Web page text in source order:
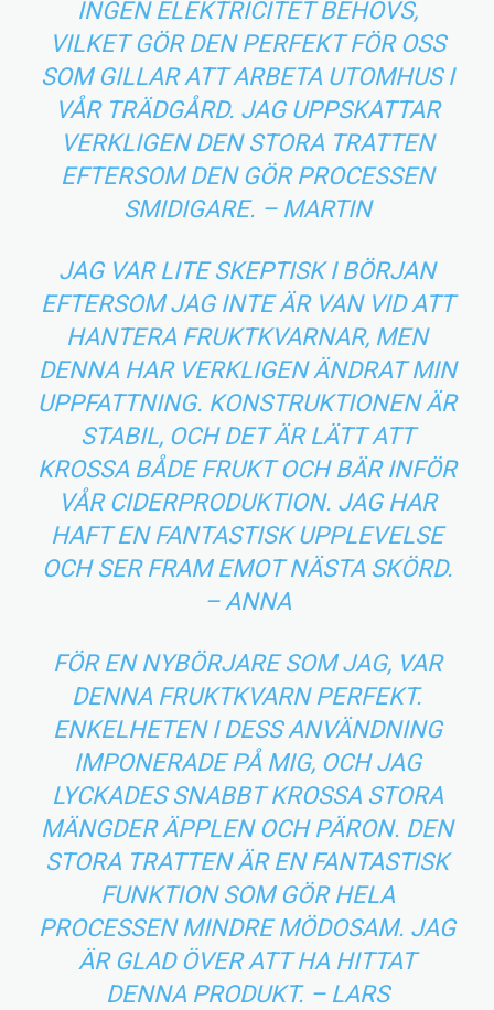
INGEN ELEKTRICITET BEHÖVS,
VILKET GÖR DEN PERFEKT FÖR OSS
SOM GILLAR ATT ARBETA UTOMHUS I
VÅR TRÄDGÅRD. JAG UPPSKATTAR
VERKLIGEN DEN STORA TRATTEN
EFTERSOM DEN GÖR PROCESSEN
SMIDIGARE. – MARTIN
JAG VAR LITE SKEPTISK I BÖRJAN
EFTERSOM JAG INTE ÄR VAN VID ATT
HANTERA FRUKTKVARNAR, MEN
DENNA HAR VERKLIGEN ÄNDRAT MIN
UPPFATTNING. KONSTRUKTIONEN ÄR
STABIL, OCH DET ÄR LÄTT ATT
KROSSA BÅDE FRUKT OCH BÄR INFÖR
VÅR CIDERPRODUKTION. JAG HAR
HAFT EN FANTASTISK UPPLEVELSE
OCH SER FRAM EMOT NÄSTA SKÖRD.
– ANNA
FÖR EN NYBÖRJARE SOM JAG, VAR
DENNA FRUKTKVARN PERFEKT.
ENKELHETEN I DESS ANVÄNDNING
IMPONERADE PÅ MIG, OCH JAG
LYCKADES SNABBT KROSSA STORA
MÄNGDER ÄPPLEN OCH PÄRON. DEN
STORA TRATTEN ÄR EN FANTASTISK
FUNKTION SOM GÖR HELA
PROCESSEN MINDRE MÖDOSAM. JAG
ÄR GLAD ÖVER ATT HA HITTAT
DENNA PRODUKT. – LARS